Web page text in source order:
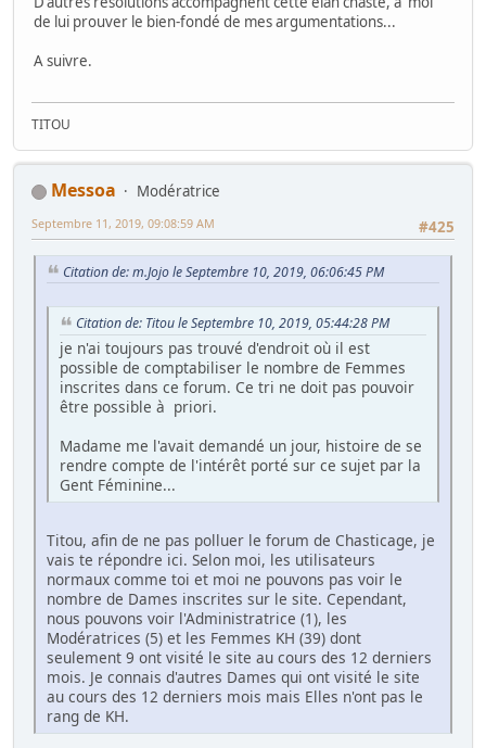
de lui prouver le bien-fondé de mes argumentations...
A suivre.
TITOU
Messoa
Modératrice
#425
Septembre 11, 2019, 09:08:59 AM
Citation de: m.Jojo le Septembre 10, 2019, 06:06:45 PM
Citation de: Titou le Septembre 10, 2019, 05:44:28 PM
je n'ai toujours pas trouvé d'endroit où il est
possible de comptabiliser le nombre de Femmes
inscrites dans ce forum. Ce tri ne doit pas pouvoir
être possible à priori.
Madame me l'avait demandé un jour, histoire de se
rendre compte de l'intérêt porté sur ce sujet par la
Gent Féminine...
Titou, afin de ne pas polluer le forum de Chasticage, je
vais te répondre ici. Selon moi, les utilisateurs
normaux comme toi et moi ne pouvons pas voir le
nombre de Dames inscrites sur le site. Cependant,
nous pouvons voir l'Administratrice (1), les
Modératrices (5) et les Femmes KH (39) dont
seulement 9 ont visité le site au cours des 12 derniers
mois. Je connais d'autres Dames qui ont visité le site
au cours des 12 derniers mois mais Elles n'ont pas le
rang de KH.